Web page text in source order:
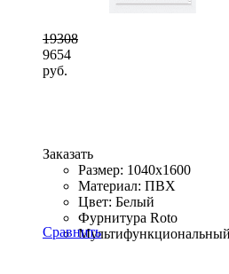
19308
9654
руб.
Заказать
Размер: 1040x1600
Материал: ПВХ
Цвет: Белый
Фурнитура Roto
Мультифункциональный
Сравнить